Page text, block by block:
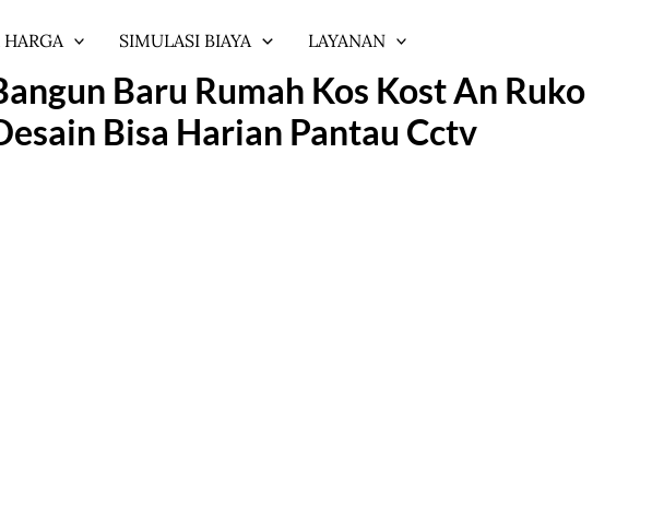
SIMULASI BIAYA LAYANAN
Baru Rumah Kos Kost An Ruko
Bisa Harian Pantau Cctv